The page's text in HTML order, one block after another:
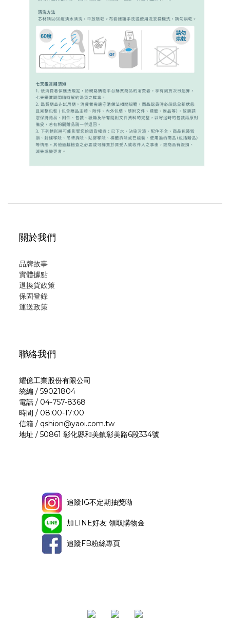
關於我們
品牌故事
實體據點
退換貨政策
保固登錄
運送政策
聯絡我們
耀億工業股份有限公司
統編 / 59021804
電話 / 04-757-8368
時間 / 08:00-17:00
信箱 / qshion@yaoi.com.tw
地址 / 50861 彰化縣和美鎮彰美路6段334號
追蹤IG不定期抽獎呦
加LINE好友 領取購物金
追蹤FB粉絲專頁